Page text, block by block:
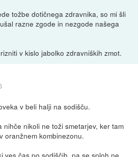
tožbe dotičnega zdravnika, so mi šli
razne zgode in nezgode našega
v kislo jabolko zdravniških zmot.
v beli halji na sodišču.
nihče nikoli ne toži smetarjev, ker tam
oranžnem kombinezonu.
ves čas po sodiščih, pa se sploh ne